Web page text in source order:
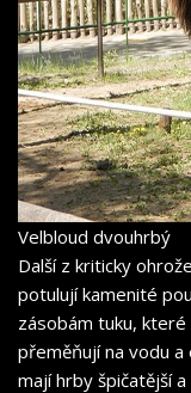
Velbloud dvouhrbý
Další z kriticky
potulují kamenité
zásobám tuku,
přeměňují na vodu a
mají hrby špičatější